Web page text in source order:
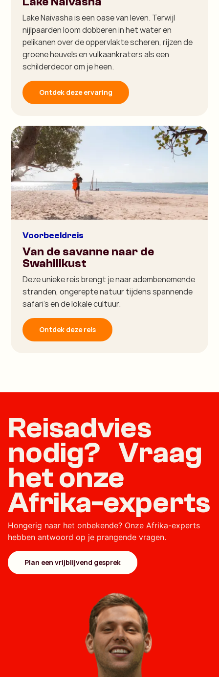
Lake Naivasha is een oase van leven. Terwijl
nijlpaarden loom dobberen in het water en
pelikanen over de oppervlakte scheren, rijzen de
groene heuvels en vulkaankraters als een
schilderdecor om je heen.
Ontdek deze ervaring
Voorbeeldreis
Van de savanne naar de
Swahilikust
Deze unieke reis brengt je naar adembenemende
stranden, ongerepte natuur tijdens spannende
safari's en de lokale cultuur.
Ontdek deze reis
Reisadvies
nodig? Vraag
het onze
Afrika-experts
Hongerig naar het onbekende? Onze Afrika-experts
hebben antwoord op je prangende vragen.
Plan een vrijblijvend gesprek